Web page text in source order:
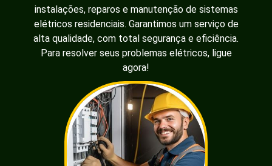
instalações, reparos e manutenção de sistemas
elétricos residenciais. Garantimos um serviço de
alta qualidade, com total segurança e eficiência.
Para resolver seus problemas elétricos, ligue
agora!